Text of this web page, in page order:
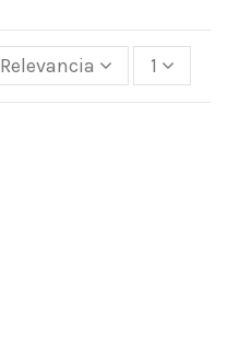
Relevancia 1